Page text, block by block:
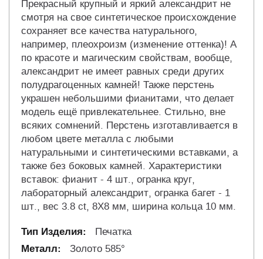
Прекрасный крупный и яркий александрит не
смотря на свое синтетическое происхождение
сохраняет все качества натурального,
например, плеохроизм (изменение оттенка)! А
по красоте и магическим свойствам, вообще,
александрит не имеет равных среди других
полудрагоценных камней! Также перстень
украшен небольшими фианитами, что делает
модель ещё привлекательнее. Стильно, вне
всяких сомнений. Перстень изготавливается в
любом цвете металла с любыми
натуральными и синтетическими вставками, а
также без боковых камней. Характеристики
вставок: фианит - 4 шт., огранка круг,
лабораторный александрит, огранка багет - 1
шт., вес 3.8 ct, 8Х8 мм, ширина кольца 10 мм.
Печатка
Золото 585°